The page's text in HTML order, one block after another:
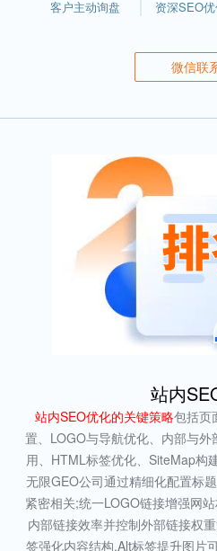
客户主动询盘 资深SEO
微信联
站内
站内SEO优化的关键策略包括页
置、LOGO与导航优化、内部与
用、HTML标签优化、SiteMap构
无限GEO公司通过精细化配置标
紧密相关;统一LOGO链接增强网
内部链接效率并控制外部链接权
签强化内容结构,Alt标签提升图片